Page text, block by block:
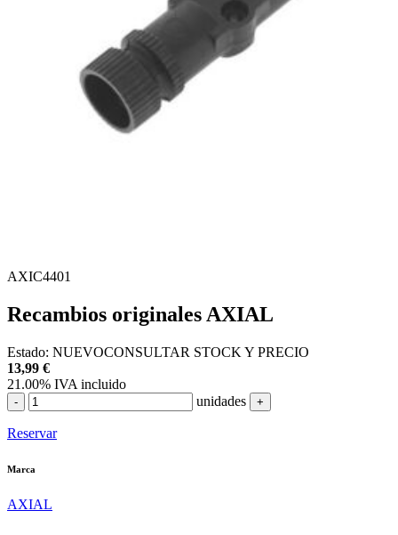
AXIC4401
Recambios originales AXIAL
Estado: NUEVOCONSULTAR STOCK Y PRECIO
13,99 €
21.00% IVA incluido
- unidades +
Reservar
Marca
AXIAL